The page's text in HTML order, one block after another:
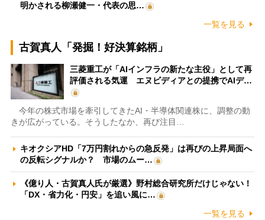
明かされる柳瀬健一・代表の思…
一覧を見る
古賀真人「発掘！好決算銘柄」
三菱重工が「AIインフラの新たな主役」として再
評価される気運 エヌビディアとの提携でAIデ…
今年の株式市場を牽引してきたAI・半導体関連株に、調整の動
きが広がっている。そうしたなか、再び注目…
キオクシアHD「7万円割れからの急反発」は再びの上昇局面へ
の反転シグナルか？ 市場のムー…
《億り人・古賀真人氏が厳選》野村総合研究所だけじゃない！
「DX・省力化・円安」を追い風に…
一覧を見る